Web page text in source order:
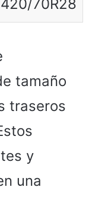
420/70R28
tamaño
traseros
y
una